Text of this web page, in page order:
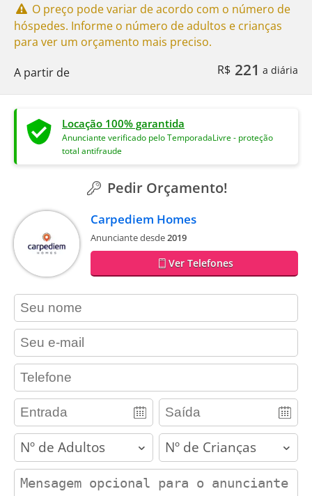
O preço pode variar de acordo com o número de
hóspedes. Informe o número de adultos e crianças
para ver um orçamento mais preciso.
A partir de
R$ 221 a diária
Locação 100% garantida
Anunciante verificado pelo TemporadaLivre - proteção
total antifraude
Pedir Orçamento!
Carpediem Homes
Anunciante desde2019
Ver Telefones
contact_name
contact_email
contact_phone
adults children
contact_message